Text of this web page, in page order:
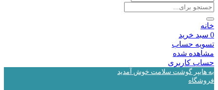
خانه
سبد خرید
تسویه حساب
مشاهده شده
حساب کاربری
به هایپر گوشت سلامت خوش آمدید
فروشگاه